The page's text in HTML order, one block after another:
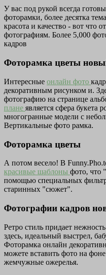
У вас под рукой всегда
фоторамки, более десятка
красота и качество - вот что
фотографиям. Более 5,000
кадров
Фоторамка цветы
Интересные онлайн фото
декоративным рисунком и.
фотографию на странице
плане является сфера
многогранные модели с
Вертикальные фото рамка.
Фоторамка цветы
А потом весело! В
красивые шаблоны фото, что
помощью специальных
старинных "сюжет".
Фотографии кадров
Ретро стиль придает
здесь, идеальный выстрел,
Фоторамка онлайн
можете вставить фото на фоне
жемчужные ожерелья.